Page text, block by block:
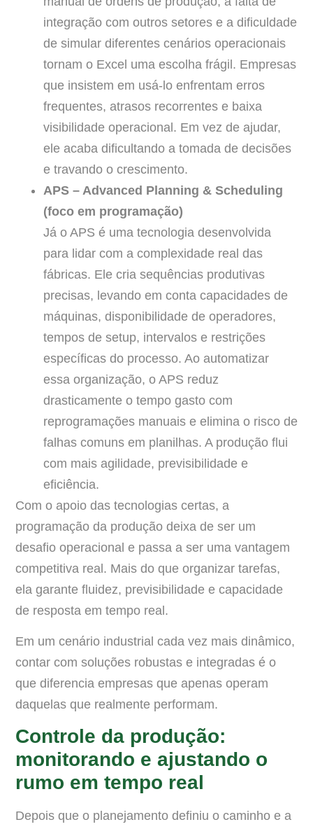
integração com outros setores e a dificuldade
de simular diferentes cenários operacionais
tornam o Excel uma escolha frágil. Empresas
que insistem em usá-lo enfrentam erros
frequentes, atrasos recorrentes e baixa
visibilidade operacional. Em vez de ajudar,
ele acaba dificultando a tomada de decisões
e travando o crescimento.
APS – Advanced Planning & Scheduling
(foco em programação)
Já o APS é uma tecnologia desenvolvida
para lidar com a complexidade real das
fábricas. Ele cria sequências produtivas
precisas, levando em conta capacidades de
máquinas, disponibilidade de operadores,
tempos de setup, intervalos e restrições
específicas do processo. Ao automatizar
essa organização, o APS reduz
drasticamente o tempo gasto com
reprogramações manuais e elimina o risco de
falhas comuns em planilhas. A produção flui
com mais agilidade, previsibilidade e
eficiência.
Com o apoio das tecnologias certas, a
programação da produção deixa de ser um
desafio operacional e passa a ser uma vantagem
competitiva real. Mais do que organizar tarefas,
ela garante fluidez, previsibilidade e capacidade
de resposta em tempo real.
Em um cenário industrial cada vez mais dinâmico,
contar com soluções robustas e integradas é o
que diferencia empresas que apenas operam
daquelas que realmente performam.
Controle da produção:
monitorando e ajustando o
rumo em tempo real
Depois que o planejamento definiu o caminho e a